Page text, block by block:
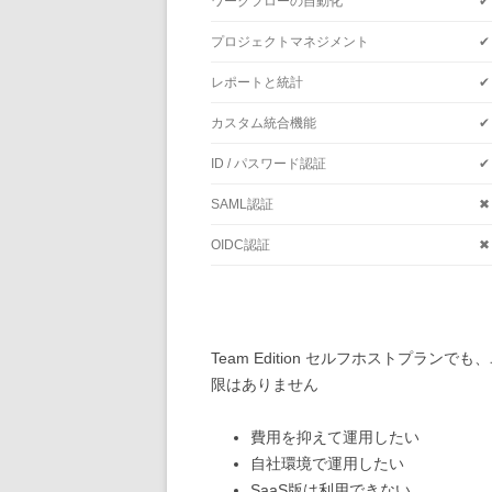
プロジェクトマネジメント ✔
レポートと統計 ✔
カスタム統合機能 ✔
ID / パスワード認証 ✔
SAML認証 ✖
OIDC認証 ✖
Team Edition セルフホストプランでも
限はありません
費用を抑えて運用したい
自社環境で運用したい